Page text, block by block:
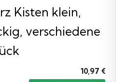
Kisten klein,
verschiedene
10,97 €